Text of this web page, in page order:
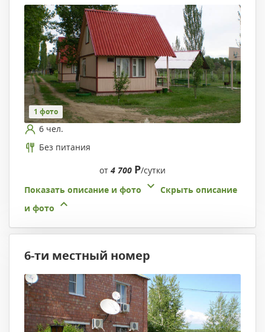
1 фото
6 чел.
Без питания
от 4 700 Р/сутки
Показать описание и фото
Скрыть описание
и фото
6-ти местный номер